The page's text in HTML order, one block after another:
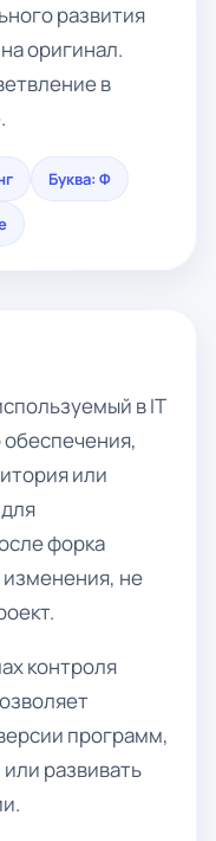
развития
оригинал.
в
Буква: Ф
в IT
или
форка
изменения, не
контроля
программ,
развивать